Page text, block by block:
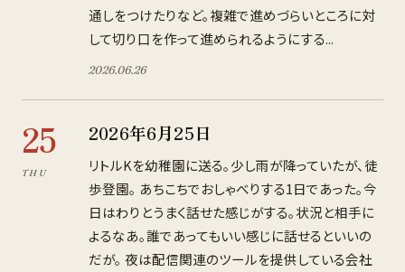
通しをつけたりなど。複雑で進めづらいところに対
して切り口を作って進められるようにする...
2026.06.26
25
THU
2026年6月25日
リトルKを幼稚園に送る。少し雨が降っていたが、徒
歩登園。 あちこちでおしゃべりする1日であった。今
日はわりとうまく話せた感じがする。状況と相手に
よるなあ。誰であってもいい感じに話せるといいの
だが。 夜は配信関連のツールを提供している会社